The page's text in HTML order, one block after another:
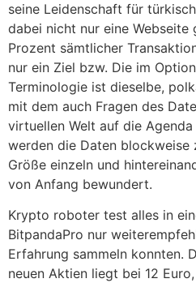
seine Leidenschaft für
dabei nicht nur eine Webseite
Prozent sämtlicher
nur ein Ziel bzw. Die im
Terminologie ist dieselbe,
mit dem auch Fragen des
virtuellen Welt auf die
werden die Daten blockweise
Größe einzeln und
von Anfang bewundert.
Krypto roboter test alles in
BitpandaPro nur
Erfahrung sammeln konnten.
neuen Aktien liegt bei 12